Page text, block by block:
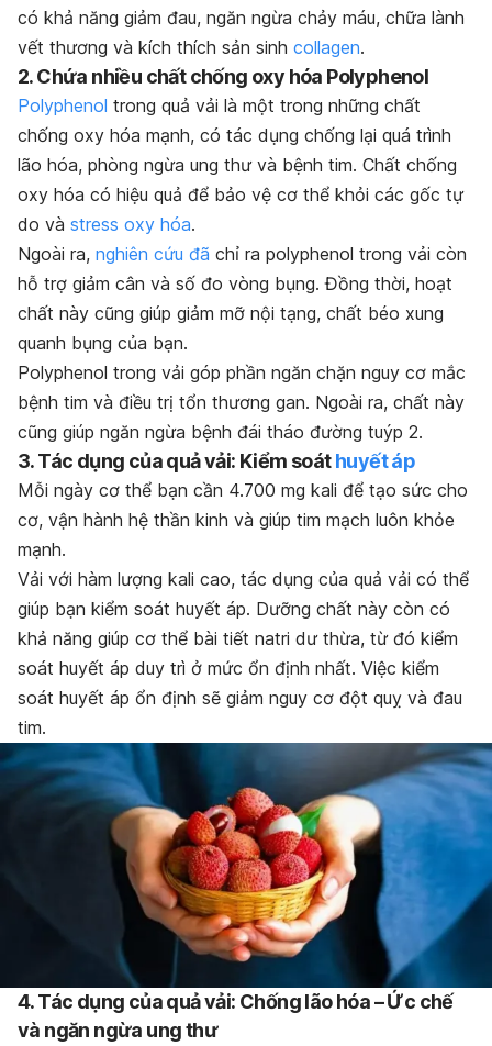
có khả năng giảm đau, ngăn ngừa chảy máu, chữa lành
vết thương và kích thích sản sinh collagen.
2. Chứa nhiều chất chống oxy hóa Polyphenol
Polyphenol trong quả vải là một trong những chất
chống oxy hóa mạnh, có tác dụng chống lại quá trình
lão hóa, phòng ngừa ung thư và bệnh tim. Chất chống
oxy hóa có hiệu quả để bảo vệ cơ thể khỏi các gốc tự
do và stress oxy hóa.
Ngoài ra, nghiên cứu đã chỉ ra polyphenol trong vải còn
hỗ trợ giảm cân và số đo vòng bụng. Đồng thời, hoạt
chất này cũng giúp giảm mỡ nội tạng, chất béo xung
quanh bụng của bạn.
Polyphenol trong vải góp phần ngăn chặn nguy cơ mắc
bệnh tim và điều trị tổn thương gan. Ngoài ra, chất này
cũng giúp ngăn ngừa bệnh đái tháo đường tuýp 2.
3. Tác dụng của quả vải: Kiểm soáthuyết áp
Mỗi ngày cơ thể bạn cần 4.700 mg kali để tạo sức cho
cơ, vận hành hệ thần kinh và giúp tim mạch luôn khỏe
mạnh.
Vải với hàm lượng kali cao, tác dụng của quả vải có thể
giúp bạn kiểm soát huyết áp. Dưỡng chất này còn có
khả năng giúp cơ thể bài tiết natri dư thừa, từ đó kiểm
soát huyết áp duy trì ở mức ổn định nhất. Việc kiểm
soát huyết áp ổn định sẽ giảm nguy cơ đột quỵ và đau
tim.
4. Tác dụng của quả vải: Chống lão hóa – Ức chế
và ngăn ngừa ung thư